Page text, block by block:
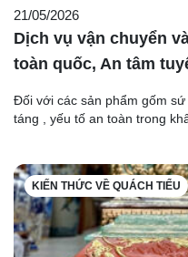
21/05/2026
Dịch vụ vận chuyển
toàn quốc, An tâm
Đối với các sản phẩm gốm
táng , yếu tố an toàn trong
KIẾN THỨC VỀ QUÁCH TIỂU